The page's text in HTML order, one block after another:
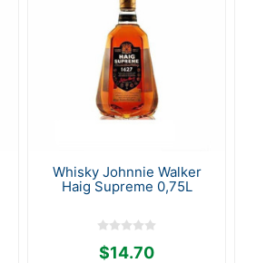
Whisky Johnnie Walker
Haig Supreme 0,75L
$14.70